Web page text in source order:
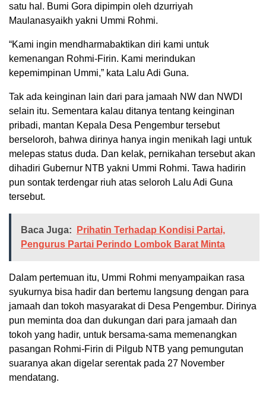
satu hal. Bumi Gora dipimpin oleh dzurriyah
Maulanasyaikh yakni Ummi Rohmi.
“Kami ingin mendharmabaktikan diri kami untuk
kemenangan Rohmi-Firin. Kami merindukan
kepemimpinan Ummi,” kata Lalu Adi Guna.
Tak ada keinginan lain dari para jamaah NW dan NWDI
selain itu. Sementara kalau ditanya tentang keinginan
pribadi, mantan Kepala Desa Pengembur tersebut
berseloroh, bahwa dirinya hanya ingin menikah lagi untuk
melepas status duda. Dan kelak, pernikahan tersebut akan
dihadiri Gubernur NTB yakni Ummi Rohmi. Tawa hadirin
pun sontak terdengar riuh atas seloroh Lalu Adi Guna
tersebut.
Baca Juga:
Prihatin Terhadap Kondisi Partai,
Pengurus Partai Perindo Lombok Barat Minta
Dalam pertemuan itu, Ummi Rohmi menyampaikan rasa
syukurnya bisa hadir dan bertemu langsung dengan para
jamaah dan tokoh masyarakat di Desa Pengembur. Dirinya
pun meminta doa dan dukungan dari para jamaah dan
tokoh yang hadir, untuk bersama-sama memenangkan
pasangan Rohmi-Firin di Pilgub NTB yang pemungutan
suaranya akan digelar serentak pada 27 November
mendatang.